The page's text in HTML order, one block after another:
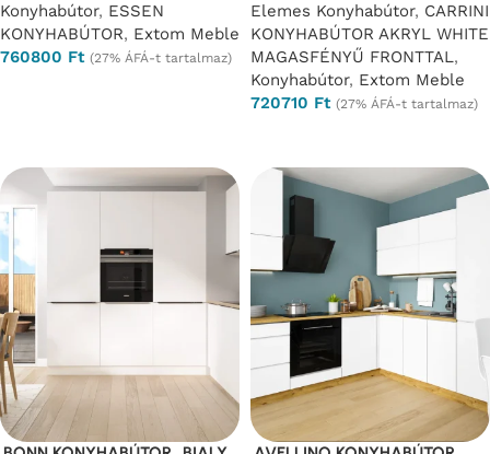
Konyhabútor, ESSEN
KONYHABÚTOR, Extom Meble
760800 Ft (27% ÁFÁ-t tartalmaz)
Elemes Konyhabútor, CARRINI
KONYHABÚTOR AKRYL WHITE
MAGASFÉNYŰ FRONTTAL,
Konyhabútor, Extom Meble
720710 Ft (27% ÁFÁ-t tartalmaz)